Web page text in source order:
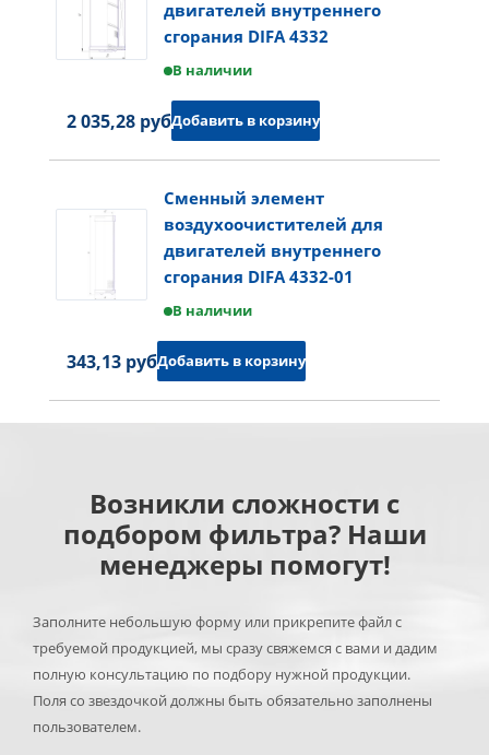
двигателей внутреннего
сгорания DIFA 4332
В наличии
2 035,28 руб.Добавить в корзину
Сменный элемент
воздухоочистителей для
двигателей внутреннего
сгорания DIFA 4332-01
В наличии
343,13 руб.Добавить в корзину
Возникли сложности с
подбором фильтра? Наши
менеджеры помогут!
Заполните небольшую форму или прикрепите файл с
требуемой продукцией, мы сразу свяжемся с вами и дадим
полную консультацию по подбору нужной продукции.
Поля со звездочкой должны быть обязательно заполнены
пользователем.